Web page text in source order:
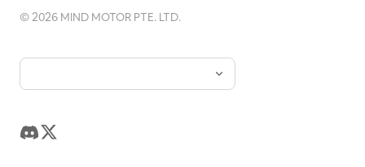
©2026 MIND MOTOR PTE. LTD.